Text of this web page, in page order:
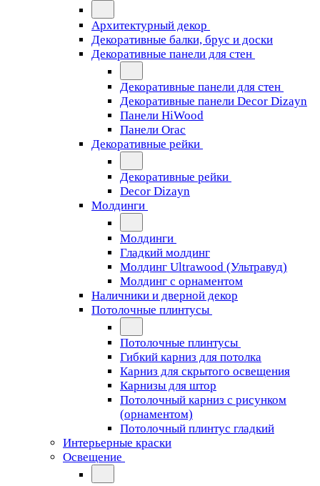
Архитектурный декор
Декоративные балки, брус и доски
Декоративные панели для стен
Декоративные панели для стен
Декоративные панели Decor Dizayn
Панели HiWood
Панели Orac
Декоративные рейки
Декоративные рейки
Decor Dizayn
Молдинги
Молдинги
Гладкий молдинг
Молдинг Ultrawood (Ультравуд)
Молдинг с орнаментом
Наличники и дверной декор
Потолочные плинтусы
Потолочные плинтусы
Гибкий карниз для потолка
Карниз для скрытого освещения
Карнизы для штор
Потолочный карниз с рисунком
(орнаментом)
Потолочный плинтус гладкий
Интерьерные краски
Освещение